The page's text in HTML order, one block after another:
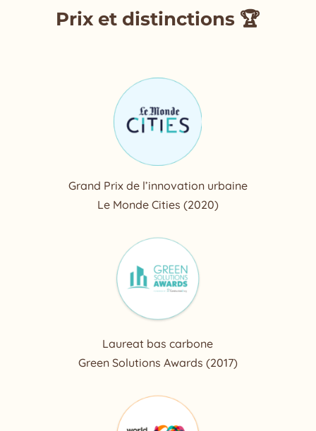
Prix et distinctions 🏆
Grand Prix de l’innovation urbaine
Le Monde Cities (2020)
Laureat bas carbone
Green Solutions Awards (2017)